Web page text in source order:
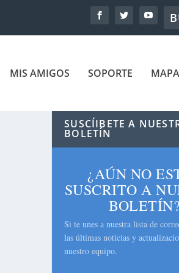
MIS AMIGOS SOPORTE
SUSCÍIBETE A
BOLETÍN
¿AÚN NO
SUSCRITO A
BOLETÍN?
Si te unes a nuestra lista de
las últimas noticias y
nuestro equipo.